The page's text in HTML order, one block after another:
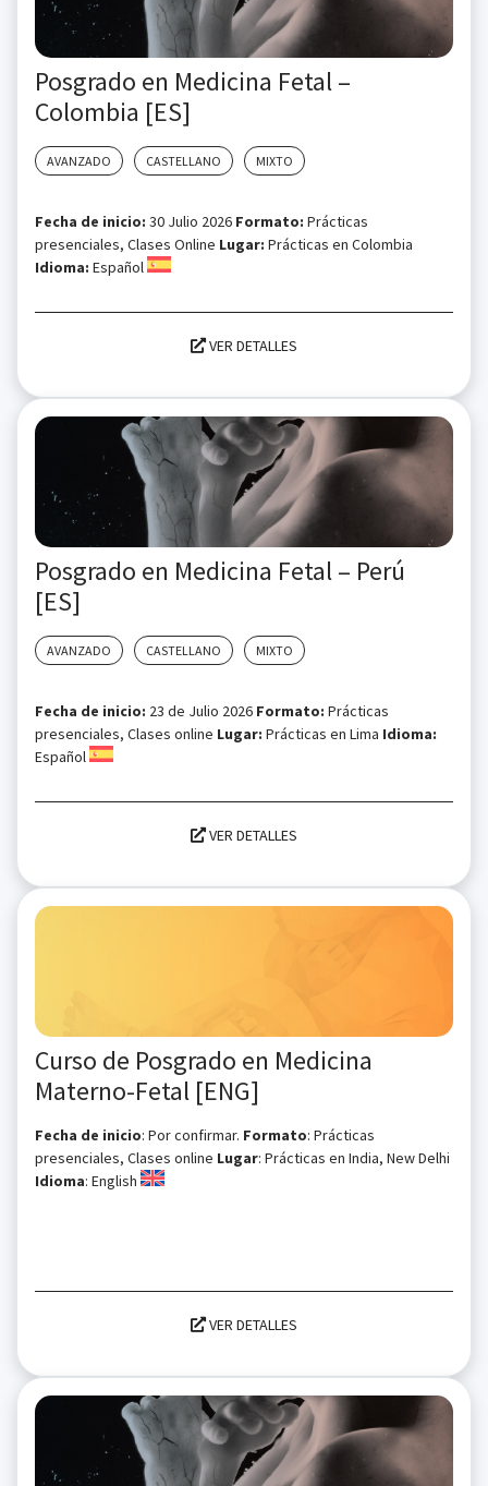
Posgrado en Medicina Fetal –
Colombia [ES]
AVANZADO CASTELLANO MIXTO
Fecha de inicio: 30 Julio 2026 Formato: Prácticas
presenciales, Clases Online Lugar: Prácticas en Colombia
Idioma: Español
VER DETALLES
Posgrado en Medicina Fetal – Perú
[ES]
AVANZADO CASTELLANO MIXTO
Fecha de inicio: 23 de Julio 2026 Formato: Prácticas
presenciales, Clases online Lugar: Prácticas en Lima Idioma:
Español
VER DETALLES
Curso de Posgrado en Medicina
Materno-Fetal [ENG]
Fecha de inicio: Por confirmar. Formato: Prácticas
presenciales, Clases online Lugar: Prácticas en India, New Delhi
Idioma: English
VER DETALLES